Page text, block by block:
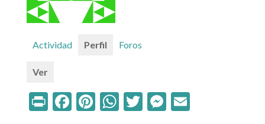
Actividad Perfil Foros
Ver
PrintFacebook
Pinterest
WhatsApp
Twitter
Messenger
Email